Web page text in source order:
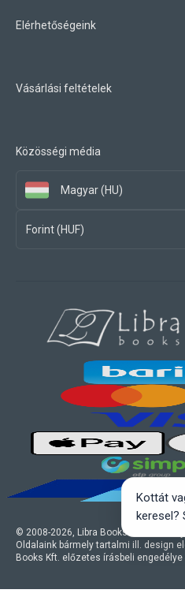
Elérhetőségeink
Vásárlási feltételek
Közösségi média
Magyar (HU)
Forint (HUF)
© 2008-2026, Libra Books Kft. Minden
Oldalaink bármely tartalmi ill. design
Books Kft. előzetes írásbeli
Kottát
keresel?